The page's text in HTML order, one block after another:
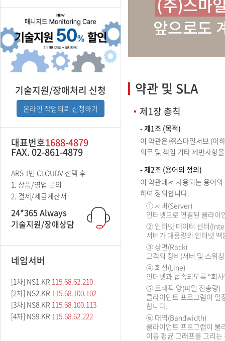
기술지원/장애처리 신청
온라인 작업의뢰 신청하기
대표번호1688-4879
FAX. 02-861-4879
ARS 1번 CLOUDV 선택 후
1. 상품/영업 문의
2. 결제/세금계산서
24*365 Always
기술지원/장애상담
네임서버
[1차] NS1.KR 115.68.62.210
[2차] NS2.KR 115.68.100.102
[3차] NS8.KR 115.68.100.113
[4차] NS9.KR 115.68.62.222
약관 및 SLA
제1장 총칙
- 제1조 (목적)
이 약관은 ㈜스마일서브 (이
의무 및 책임 기타 제반사항
- 제2조 (용어의 정의)
이 약관에서 사용되는 용어
하여 정의합니다.
① 서버(Server)
인터넷으로 연결된 클라이
② 인터넷 데이터 센터
서버가 대용량의 인터넷
③ 상면(Rack)
고객의 장비(서버 및 스위
④ 회선(Line)
인터넷과 접속되도록 “회
⑤ 트래픽 양(파일 전송량)
클라이언트 프로그램이
합니다.
⑥ 대역(Bandwidth)
클라이언트 프로그램이 물
이동 평균 그래프를 그리